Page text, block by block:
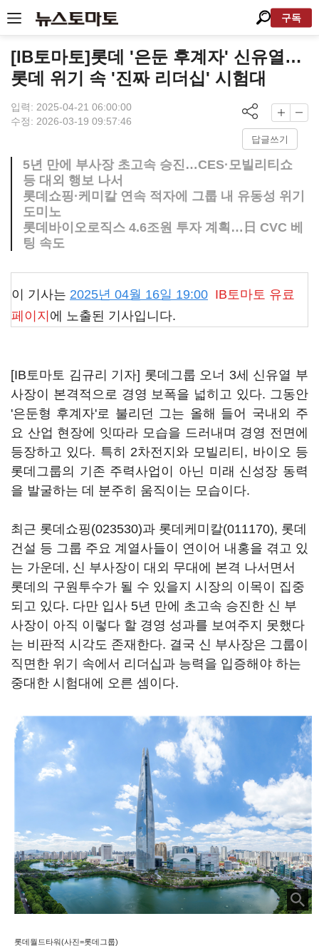
구독
[IB토마토]롯데 '은둔 후계자' 신유열…
롯데 위기 속 '진짜 리더십' 시험대
입력: 2025-04-21 06:00:00
수정: 2026-03-19 09:57:46
답글쓰기
5년 만에 부사장 초고속 승진…CES·모빌리티쇼
등 대외 행보 나서
롯데쇼핑·케미칼 연속 적자에 그룹 내 유동성 위기
도미노
롯데바이오로직스 4.6조원 투자 계획…日 CVC 베
팅 속도
이 기사는 2025년 04월 16일 19:00 IB토마토 유료
페이지 에 노출된 기사입니다.
[IB토마토 김규리 기자] 롯데그룹 오너 3세 신유열 부
사장이 본격적으로 경영 보폭을 넓히고 있다. 그동안
'은둔형 후계자'로 불리던 그는 올해 들어 국내외 주
요 산업 현장에 잇따라 모습을 드러내며 경영 전면에
등장하고 있다. 특히 2차전지와 모빌리티, 바이오 등
롯데그룹의 기존 주력사업이 아닌 미래 신성장 동력
을 발굴하는 데 분주히 움직이는 모습이다.
최근 롯데쇼핑(023530)과 롯데케미칼(011170), 롯데
건설 등 그룹 주요 계열사들이 연이어 내홍을 겪고 있
는 가운데, 신 부사장이 대외 무대에 본격 나서면서
롯데의 구원투수가 될 수 있을지 시장의 이목이 집중
되고 있다. 다만 입사 5년 만에 초고속 승진한 신 부
사장이 아직 이렇다 할 경영 성과를 보여주지 못했다
는 비판적 시각도 존재한다. 결국 신 부사장은 그룹이
직면한 위기 속에서 리더십과 능력을 입증해야 하는
중대한 시험대에 오른 셈이다.
롯데월드타워(사진=롯데그룹)